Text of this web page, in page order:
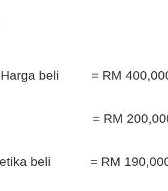
Harga beli = RM
= RM 200,000
ketika beli = RM